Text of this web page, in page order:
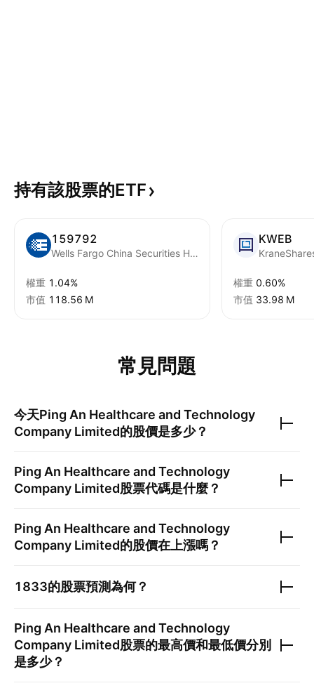
持有該股票的ETF
159792
Wells Fargo China Securities Hong Kong Stock Connect Internet ETF
權重 1.04%
市值 ‪118.56 M‬
KWEB
權重 0.60%
市值 ‪33.98 M‬
常見問題
今天Ping An Healthcare and Technology
Company Limited的股價是多少？
Ping An Healthcare and Technology
Company Limited股票代碼是什麼？
Ping An Healthcare and Technology
Company Limited的股價在上漲嗎？
1833的股票預測為何？
Ping An Healthcare and Technology
Company Limited股票的最高價和最低價分別
是多少？